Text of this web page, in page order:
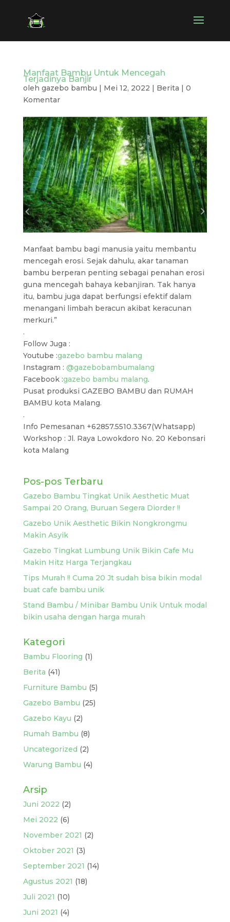
Manfaat Bambu Untuk Mencegah
Terjadinya Banjir
oleh gazebo bambu | Mei 12, 2022 | Berita | 0
Komentar
Manfaat bambu bagi manusia yaitu membantu
mencegah erosi. Sejak dahulu, akar tanaman
bambu berperan penting sebagai penahan erosi
guna mencegah bahaya kebanjiran. Tak hanya
itu, bambu juga dapat berfungsi efektif dalam
menangani limbah beracun akibat keracunan
merkuri.”
.
Follow Juga :
Youtube :gazebo bambu malang
Instagram : @gazebobambumalang
Facebook :gazebo bambu malang.
Pusat produksi GAZEBO BAMBU dan RUMAH
BAMBU kota Malang.
.
Info Pemesanan +62857.5510.3367(Whatsapp)
Workshop : Jl. Raya Lowokdoro No. 20 Kebonsari
kota Malang
Pos-pos Terbaru
Gazebo Bambu Tingkat Unik Aesthetic Muat
Sampai 20 Orang, Buruan Segera Diorder !!
Gazebo Unik Aesthetic Bikin Nongkrongmu
Makin Asyik
Gazebo Tingkat Lumbung Unik Bikin Cafe Mu
Makin Hitz Harga Terjangkau
Tips Murah !! Cuma 20 Jt sudah bisa bikin modal
buat cafe bambu unik
Stand Bambu / Minibar Bambu Unik Untuk modal
bikin usaha dengan harga murah
Kategori
Bambu Flooring (1)
Berita (41)
Furniture Bambu (5)
Gazebo Bambu (25)
Gazebo Kayu (2)
Rumah Bambu (8)
Uncategorized (2)
Warung Bambu (4)
Arsip
Juni 2022 (2)
Mei 2022 (6)
November 2021 (2)
Oktober 2021 (3)
September 2021 (14)
Agustus 2021 (18)
Juli 2021 (10)
Juni 2021 (4)